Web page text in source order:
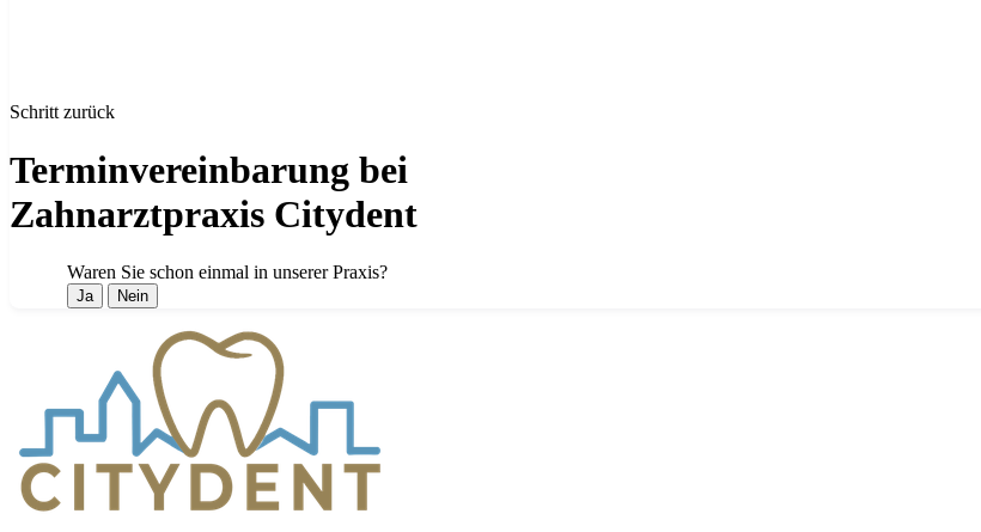
Schritt zurück
Terminvereinbarung bei
Zahnarztpraxis Citydent
Waren Sie schon einmal in unserer Praxis?
Ja Nein